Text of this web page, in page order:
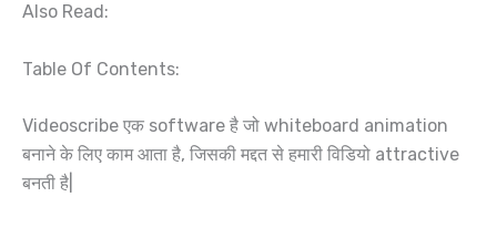
Also Read:
Table Of Contents:
Videoscribe एक software है जो whiteboard animation
बनाने के लिए काम आता है, जिसकी मद्दत से हमारी विडियो attractive
बनती है|